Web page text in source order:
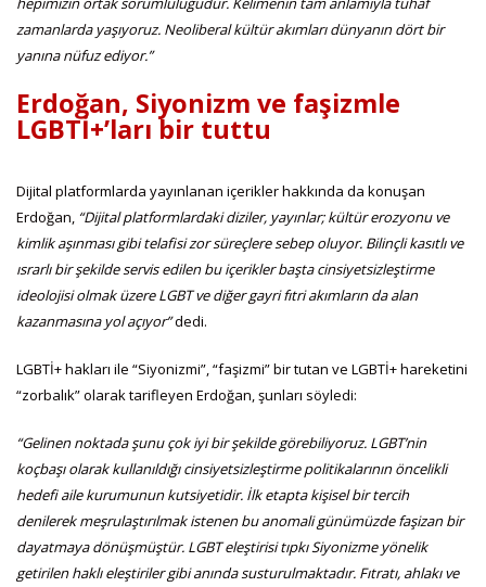
zamanlarda yaşıyoruz. Neoliberal kültür akımları dünyanın dört bir
yanına nüfuz ediyor.”
Erdoğan, Siyonizm ve faşizmle
LGBTİ+’ları bir tuttu
Dijital platformlarda yayınlanan içerikler hakkında da konuşan
Erdoğan, “Dijital platformlardaki diziler, yayınlar; kültür erozyonu ve
kimlik aşınması gibi telafisi zor süreçlere sebep oluyor. Bilinçli kasıtlı ve
ısrarlı bir şekilde servis edilen bu içerikler başta cinsiyetsizleştirme
ideolojisi olmak üzere LGBT ve diğer gayri fıtri akımların da alan
kazanmasına yol açıyor”dedi.
LGBTİ+ hakları ile “Siyonizmi”, “faşizmi” bir tutan ve LGBTİ+ hareketini
“zorbalık” olarak tarifleyen Erdoğan, şunları söyledi:
“Gelinen noktada şunu çok iyi bir şekilde görebiliyoruz. LGBT’nin
koçbaşı olarak kullanıldığı cinsiyetsizleştirme politikalarının öncelikli
hedefi aile kurumunun kutsiyetidir. İlk etapta kişisel bir tercih
denilerek meşrulaştırılmak istenen bu anomali günümüzde faşizan bir
dayatmaya dönüşmüştür. LGBT eleştirisi tıpkı Siyonizme yönelik
getirilen haklı eleştiriler gibi anında susturulmaktadır. Fıtratı, ahlakı ve